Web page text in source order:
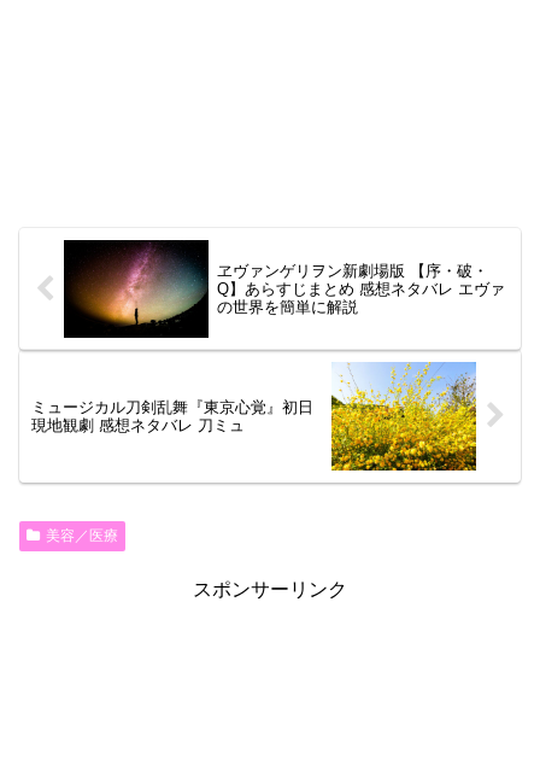
ヱヴァンゲリヲン新劇場版 【序・破・
Q】あらすじまとめ 感想ネタバレ エヴァ
の世界を簡単に解説
ミュージカル刀剣乱舞『東京心覚』初日
現地観劇 感想ネタバレ 刀ミュ
美容／医療
スポンサーリンク